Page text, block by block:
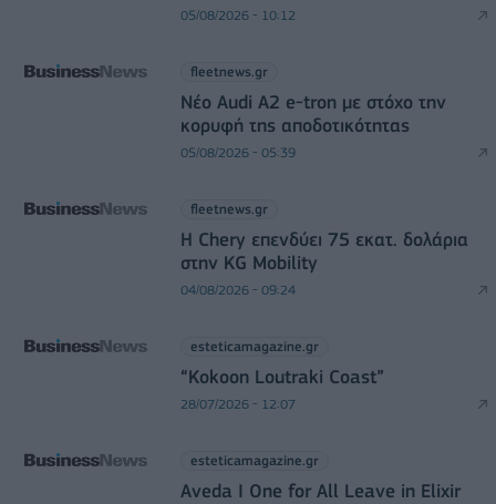
05/08/2026 - 10:12
fleetnews.gr
Νέο Audi A2 e-tron με στόχο την
κορυφή της αποδοτικότητας
05/08/2026 - 05:39
fleetnews.gr
Η Chery επενδύει 75 εκατ. δολάρια
στην KG Mobility
04/08/2026 - 09:24
esteticamagazine.gr
“Kokoon Loutraki Coast”
28/07/2026 - 12:07
esteticamagazine.gr
Aveda I One for All Leave in Elixir